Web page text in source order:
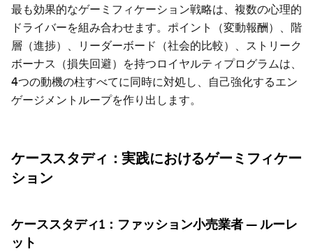
最も効果的なゲーミフィケーション戦略は、複数の心理的
ドライバーを組み合わせます。ポイント（変動報酬）、階
層（進捗）、リーダーボード（社会的比較）、ストリーク
ボーナス（損失回避）を持つロイヤルティプログラムは、
4つの動機の柱すべてに同時に対処し、自己強化するエン
ゲージメントループを作り出します。
ケーススタディ：実践におけるゲーミフィケー
ション
ケーススタディ1：ファッション小売業者 — ルーレ
ット